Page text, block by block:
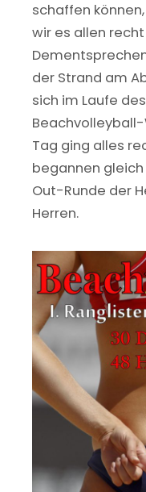
schaffen
wir es allen
der Strand am
sich im Laufe
Tag ging alles
begannen
Out-Runde der
Herren.